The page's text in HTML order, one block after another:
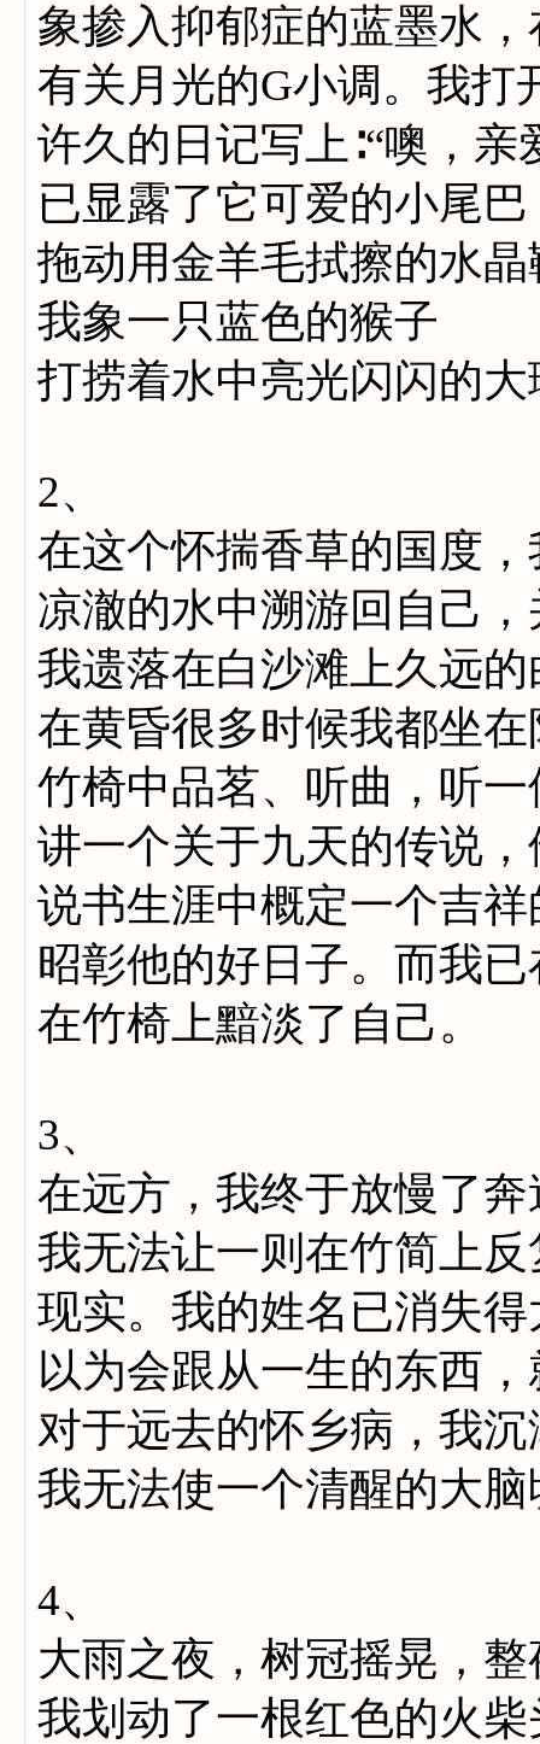
象掺入抑郁症的蓝墨水
有关月光的G小调。我打
许久的日记写上∶“噢，亲
已显露了它可爱的小尾
拖动用金羊毛拭擦的水晶
我象一只蓝色的猴子
打捞着水中亮光闪闪的大
2、
在这个怀揣香草的国度
凉澈的水中溯游回自己
我遗落在白沙滩上久远
在黄昏很多时候我都坐
竹椅中品茗、听曲，听
讲一个关于九天的传说
说书生涯中概定一个吉
昭彰他的好日子。而我
在竹椅上黯淡了自己。
3、
在远方，我终于放慢了
我无法让一则在竹简上
现实。我的姓名已消失
以为会跟从一生的东西
对于远去的怀乡病，我
我无法使一个清醒的大
4、
大雨之夜，树冠摇晃，
我划动了一根红色的火